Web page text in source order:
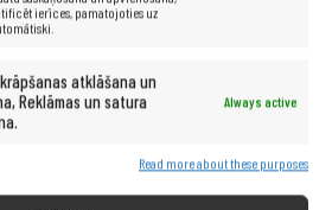
ierīces, pamatojoties uz
atklāšana un
Reklāmas un satura
Always active
Read more about these purposes